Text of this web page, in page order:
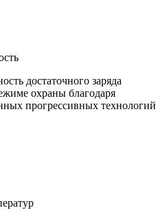
достаточного заряда
охраны благодаря
прогрессивных технологий